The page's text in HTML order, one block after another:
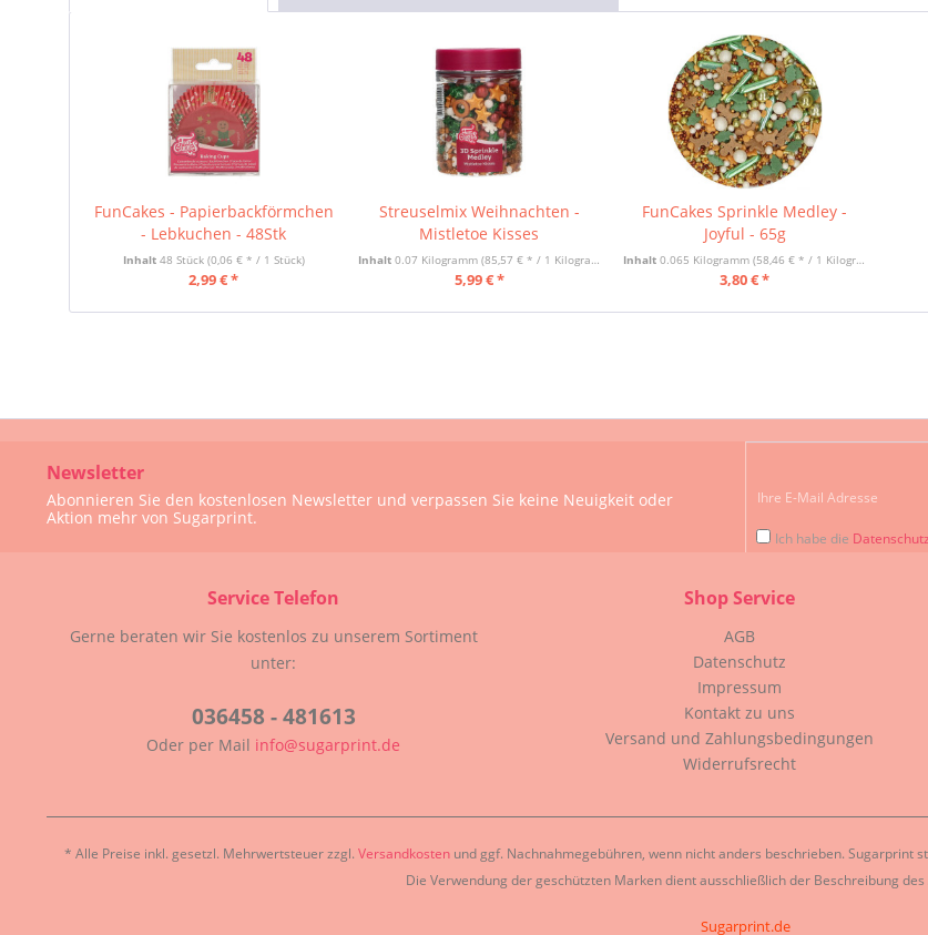
FunCakes - Papierbackförmchen
- Lebkuchen - 48Stk
Inhalt 48 Stück (0,06 € * / 1 Stück)
2,99 € *
Streuselmix Weihnachten -
Mistletoe Kisses
Inhalt 0.07 Kilogramm (85,57 € * / 1 Kilogramm)
5,99 € *
FunCakes Sprinkle Medley -
Joyful - 65g
Inhalt0.065 Kilogramm(58,46 € * / 1 Kilogramm)
3,80 € *
Service Telefon
Gerne beraten wir Sie kostenlos zu unserem Sortiment
unter:
036458 - 481613
Oder per Mail info@sugarprint.de
Shop Service
AGB
Datenschutz
Impressum
Kontakt zu uns
Versand und Zahlungsbedingungen
Widerrufsrecht
Newsletter
Abonnieren Sie den kostenlosen Newsletter und verpassen Sie keine Neuigkeit oder
Aktion mehr von Sugarprint.
Ich habe die
* Alle Preise inkl. gesetzl. Mehrwertsteuer zzgl. Versandkosten und ggf. Nachnahmegebühren, wenn nicht anders beschrieben. Sugarprint
Die Verwendung der geschützten Marken dient ausschließlich der Beschreibung
Sugarprint.de